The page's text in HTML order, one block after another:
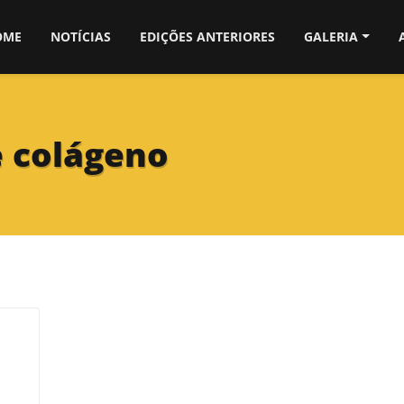
NOTÍCIAS EDIÇÕES ANTERIORES GALERIA